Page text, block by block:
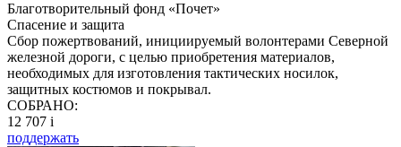
Благотворительный фонд «Почет»
Спасение и защита
Сбор пожертвований, инициируемый волонтерами Северной
железной дороги, с целью приобретения материалов,
необходимых для изготовления тактических носилок,
защитных костюмов и покрывал.
СОБРАНО:
12 707 i
поддержать